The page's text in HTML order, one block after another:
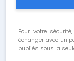
Pour votre
échanger avec un
publiés sous la